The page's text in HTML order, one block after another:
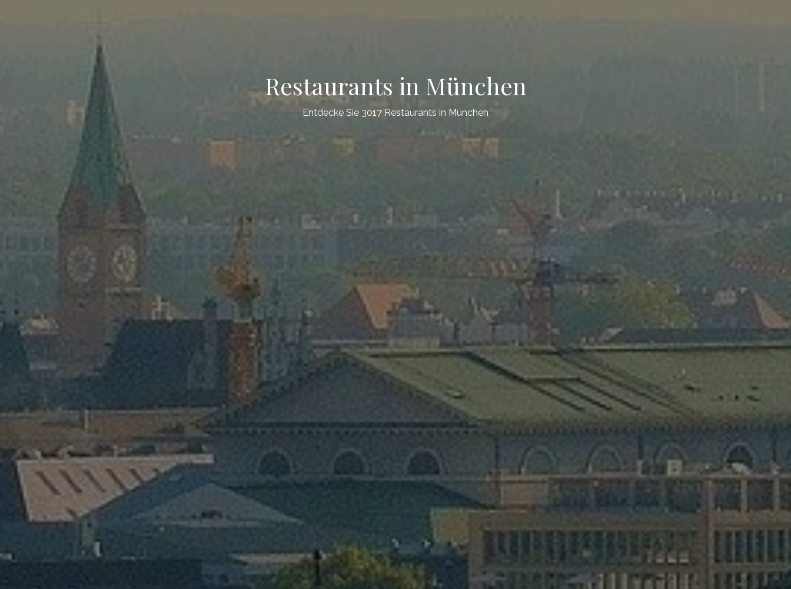
Restaurants in München
Entdecke Sie 3017 Restaurants in München